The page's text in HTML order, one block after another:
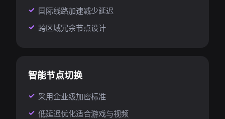
国际线路加速减少延迟
跨区域冗余节点设计
智能节点切换
采用企业级加密标准
低延迟优化适合游戏与视频